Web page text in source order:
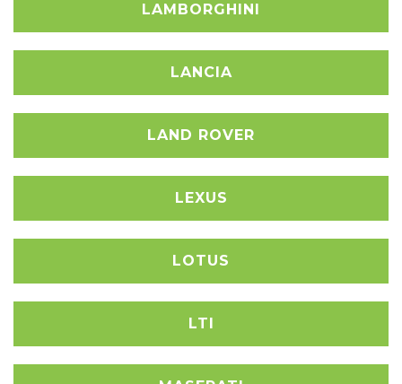
LAMBORGHINI
LANCIA
LAND ROVER
LEXUS
LOTUS
LTI